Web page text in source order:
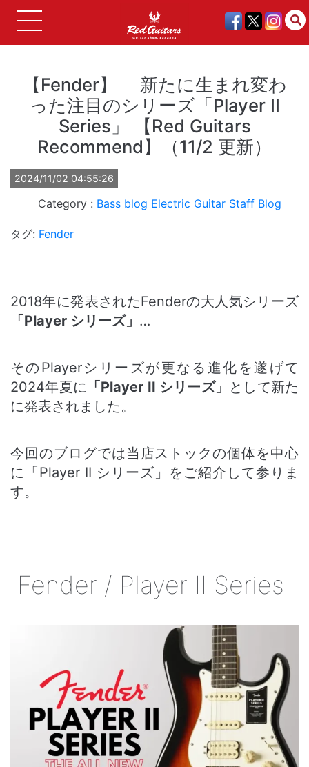
【Fender】 新たに生まれ変わ
った注目のシリーズ「Player II
Series」 【Red Guitars
Recommend】（11/2 更新）
2024/11/02 04:55:26
Bass blog Electric Guitar Staff Blog
タグ: Fender
2018年に発表されたFenderの大人気シリーズ
「Player シリーズ」 …
そのPlayerシリーズが更なる進化を遂げて
2024年夏に 「Player II シリーズ」 として新た
に発表されました。
今回のブログでは当店ストックの個体を中心
に「Player II シリーズ」をご紹介して参りま
す。
Fender / Player II Series